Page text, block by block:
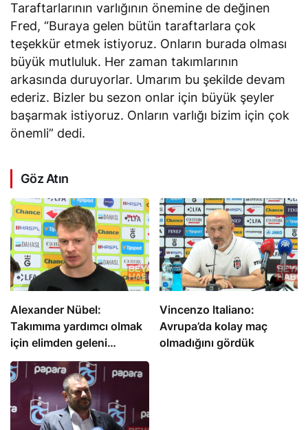
Taraftarlarının varlığının önemine de değinen
Fred, “Buraya gelen bütün taraftarlara çok
teşekkür etmek istiyoruz. Onların burada olması
büyük mutluluk. Her zaman takımlarının
arkasında duruyorlar. Umarım bu şekilde devam
ederiz. Bizler bu sezon onlar için büyük şeyler
başarmak istiyoruz. Onların varlığı bizim için çok
önemli” dedi.
Göz Atın
Alexander Nübel:
Takımıma yardımcı olmak
için elimden geleni
yapacağım
Vincenzo Italiano:
Avrupa’da kolay maç
olmadığını gördük